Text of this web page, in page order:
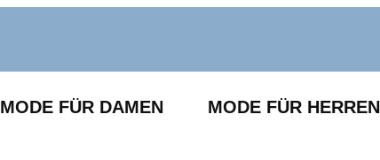
MODE FÜR DAMEN MODE FÜR HERREN